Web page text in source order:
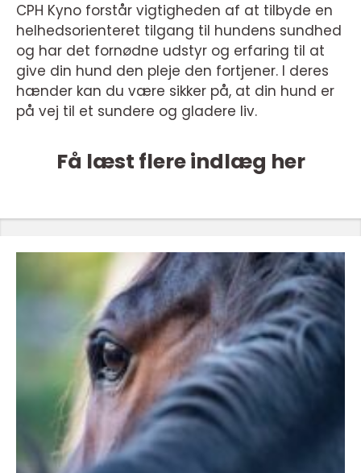
CPH Kyno forstår vigtigheden af at tilbyde en
helhedsorienteret tilgang til hundens sundhed
og har det fornødne udstyr og erfaring til at
give din hund den pleje den fortjener. I deres
hænder kan du være sikker på, at din hund er
på vej til et sundere og gladere liv.
Få læst flere indlæg her